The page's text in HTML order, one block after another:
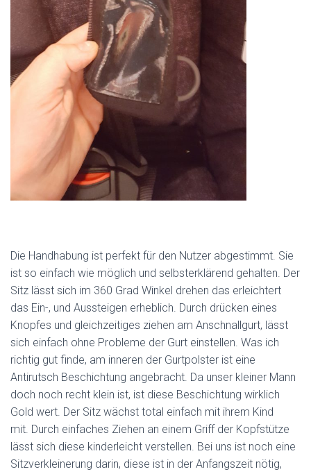
Die Handhabung ist perfekt für den Nutzer abgestimmt. Sie
ist so einfach wie möglich und selbsterklärend gehalten. Der
Sitz lässt sich im 360 Grad Winkel drehen das erleichtert
das Ein-, und Aussteigen erheblich. Durch drücken eines
Knopfes und gleichzeitiges ziehen am Anschnallgurt, lässt
sich einfach ohne Probleme der Gurt einstellen. Was ich
richtig gut finde, am inneren der Gurtpolster ist eine
Antirutsch Beschichtung angebracht. Da unser kleiner Mann
doch noch recht klein ist, ist diese Beschichtung wirklich
Gold wert. Der Sitz wächst total einfach mit ihrem Kind
mit. Durch einfaches Ziehen an einem Griff der Kopfstütze
lässt sich diese kinderleicht verstellen. Bei uns ist noch eine
Sitzverkleinerung darin, diese ist in der Anfangszeit nötig,